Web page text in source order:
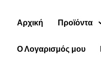
Αρχική Προϊόντα
Ο Λογαρισμός μου